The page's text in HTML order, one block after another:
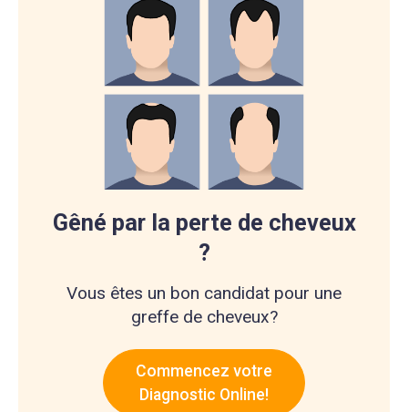
Gêné par la perte de cheveux
?
Vous êtes un bon candidat pour une
greffe de cheveux?
Commencez votre
Diagnostic Online!